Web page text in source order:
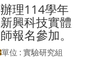
理114學年
興科技實體
報名參加。
單位 : 實驗研究組